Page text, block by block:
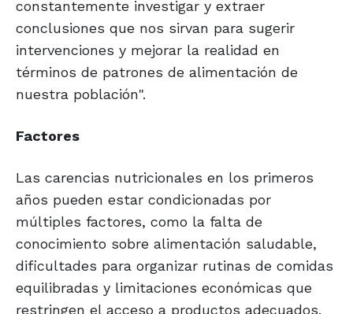
constantemente investigar y extraer
conclusiones que nos sirvan para sugerir
intervenciones y mejorar la realidad en
términos de patrones de alimentación de
nuestra población".
Factores
Las carencias nutricionales en los primeros
años pueden estar condicionadas por
múltiples factores, como la falta de
conocimiento sobre alimentación saludable,
dificultades para organizar rutinas de comidas
equilibradas y limitaciones económicas que
restringen el acceso a productos adecuados.